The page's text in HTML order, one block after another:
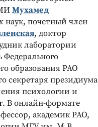
Мухамед
наук, почетный член
, доктор
лаборатории
образования РАО
секретаря президиума
психологии и
. В онлайн-формате
академик РАО,